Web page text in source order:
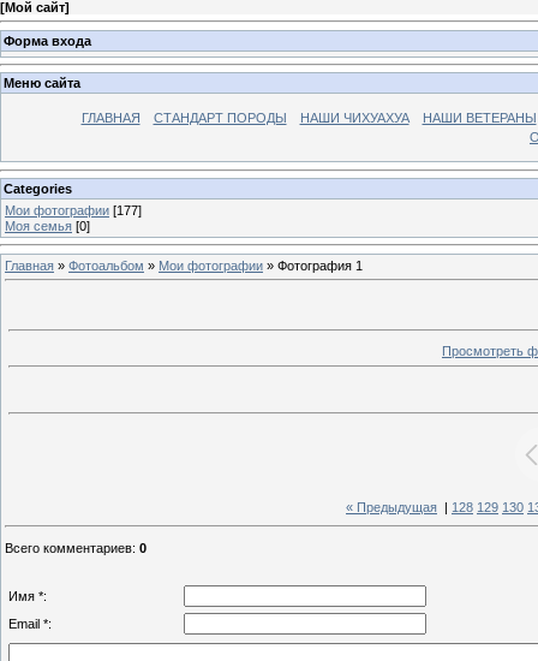
[Мой сайт]
Форма входа
Меню сайта
ГЛАВНАЯ СТАНДАРТ ПОРОДЫ НАШИ ЧИХУАХУА
НАШИ ВЕТЕРАНЫ
Categories
Мои фотографии [177]
Моя семья [0]
Главная » Фотоальбом » Мои фотографии » Фотография 1
Просмотреть
« Предыдущая 128 129 130
Всего комментариев: 0
Имя *:
Email *: